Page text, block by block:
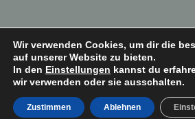
Copyright © 2026
Saerbeck
Wir verwenden Cookies, um dir die
auf unserer Website zu bieten.
In den Einstellungen kannst du
wir verwenden oder sie ausschalten.
Zustimmen Ablehnen